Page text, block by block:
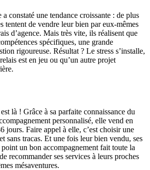
constaté une tendance croissante : de plus
tentent de vendre leur bien par eux-mêmes
d’agence. Mais très vite, ils réalisent que
spécifiques, une grande
rigoureuse. Résultat ? Le stress s’installe,
est en jeu ou qu’un autre projet
là ! Grâce à sa parfaite connaissance du
personnalisé, elle vend en
jours. Faire appel à elle, c’est choisir une
sans tracas. Et une fois leur bien vendu, ses
un bon accompagnement fait toute la
recommander ses services à leurs proches
mésaventures.